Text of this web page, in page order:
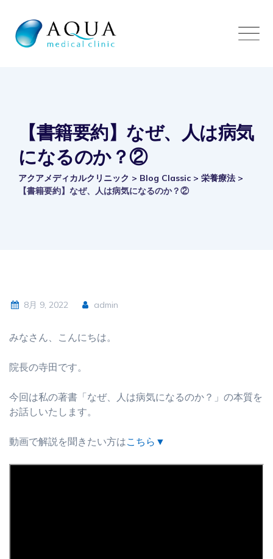
content
【書籍要約】なぜ、人は病気
になるのか？②
アクアメディカルクリニック > Blog Classic > 栄養療法 >
【書籍要約】なぜ、人は病気になるのか？②
8月 9, 2022 admin
みなさん、こんにちは。
院長の寺田です。
今回は私の著書「なぜ、人は病気になるのか？」の本質を
お話しいたします。
動画で解説を聞きたい方はこちら▼